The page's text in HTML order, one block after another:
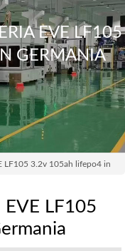
EVE LF105
GERMANIA
LF105 3.2v 105ah lifepo4 in
LF105